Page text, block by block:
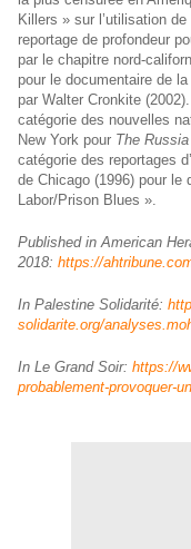
Killers » sur l’utilisation
reportage de profondeur
par le chapitre nord-
pour le documentaire de
par Walter Cronkite
catégorie des nouvelles
New York pour The
catégorie des reportages
de Chicago (1996) pour le
Labor/Prison Blues ».
Published in American
2018: https://
In Palestine Solidarité:
solidarite.org/
In Le Grand Soir: https://
probablement-provoquer-